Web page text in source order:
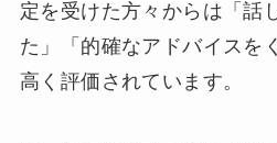
定を受けた方々からは「話
た」「的確なアドバイスを
高く評価されています。